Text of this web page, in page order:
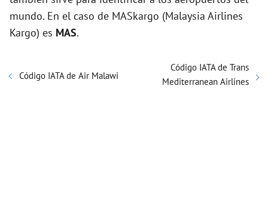
mundo. En el caso de MASkargo (Malaysia Airlines
Kargo) es MAS.
Código IATA de Air Malawi
Código IATA de Trans
Mediterranean Airlines